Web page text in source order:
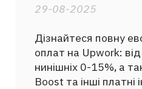
29-08-2025
Дізнайтеся повну
оплат на Upwork: від
нинішніх 0-15%, а
Boost та інші платні